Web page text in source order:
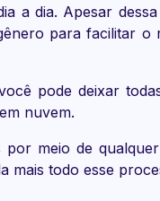
a dia. Apesar
para facilitar o
pode deixar
nuvem.
meio de
mais todo esse